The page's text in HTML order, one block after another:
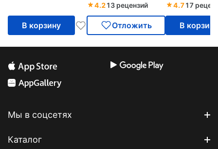
В корзину
4.213 рецензий
Отложить
4.717
В корзину
Мы в соцсетях
Каталог